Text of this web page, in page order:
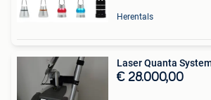
Herentals
Laser Quanta
€ 28.000,00